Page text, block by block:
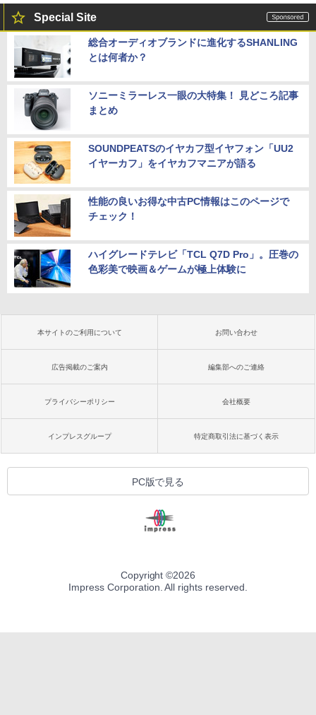
Special Site
総合オーディオブランドに進化するSHANLING
とは何者か？
ソニーミラーレス一眼の大特集！ 見どころ記事
まとめ
SOUNDPEATSのイヤカフ型イヤフォン「UU2
イヤーカフ」をイヤカフマニアが語る
性能の良いお得な中古PC情報はこのページで
チェック！
ハイグレードテレビ「TCL Q7D Pro」。圧巻の
色彩美で映画＆ゲームが極上体験に
本サイトのご利用について お問い合わせ
広告掲載のご案内 編集部へのご連絡
プライバシーポリシー 会社概要
インプレスグループ 特定商取引法に基づく表示
PC版で見る
Copyright ©2026
Impress Corporation. All rights reserved.